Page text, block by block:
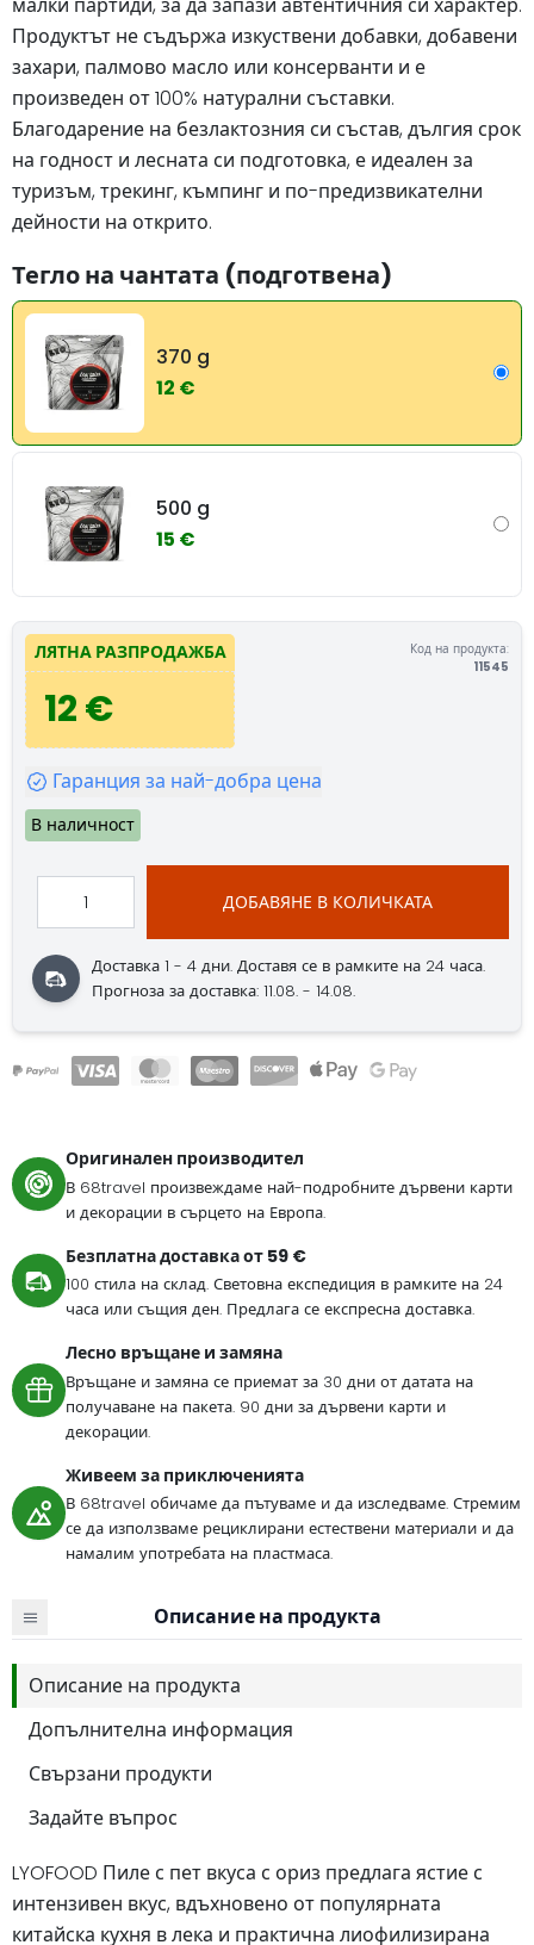
Продуктът не съдържа изкуствени добавки, добавени
захари, палмово масло или консерванти и е
произведен от 100% натурални съставки.
Благодарение на безлактозния си състав, дългия срок
на годност и лесната си подготовка, е идеален за
туризъм, трекинг, къмпинг и по-предизвикателни
дейности на открито.
Тегло на чантата (подготвена)
370 g
12 €
500 g
15 €
ЛЯТНА РАЗПРОДАЖБА
12 €
Код на продукта:
11545
Гаранция за най-добра цена
В наличност
ДОБАВЯНЕ В КОЛИЧКАТА
Доставка 1 - 4 дни.Доставя се в рамките на 24 часа.
Прогноза за доставка: 11.08. - 14.08.
Оригинален производител
В 68travel произвеждаме най-подробните дървени карти
и декорации в сърцето на Европа.
Безплатна доставка от 59 €
100 стила на склад. Световна експедиция в рамките на 24
часа или същия ден. Предлага се експресна доставка.
Лесно връщане и замяна
Връщане и замяна се приемат за 30 дни от датата на
получаване на пакета. 90 дни за дървени карти и
декорации.
Живеем за приключенията
В 68travel обичаме да пътуваме и да изследваме. Стремим
се да използваме рециклирани естествени материали и да
намалим употребата на пластмаса.
Описание на продукта
Описание на продукта
Допълнителна информация
Свързани продукти
Задайте въпрос
LYOFOOD Пиле с пет вкуса с ориз предлага ястие с
интензивен вкус, вдъхновено от популярната
китайска кухня в лека и практична лиофилизирана